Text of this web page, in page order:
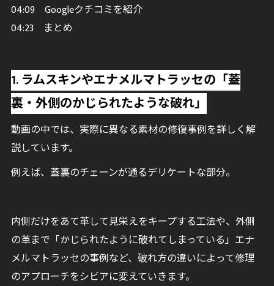
04:09 Googleクチコミを紹介
04:23 まとめ
1. ラムスキンやエナメルマトラッセの「蓋
裏・外側のかじられたような破れ」
動画の中では、実際に異なる素材の修復事例を詳しく解
説しています。
例えば、蓋裏のチェーンが通るデリケートな部分。
内側だけをあて革して見栄えをキープする工法や、外側
の革まで「かじられたように破れてしまっている」エナ
メルマトラッセの事例など、破れ方の違いによって修理
のアプローチをシビアに変えていきます。